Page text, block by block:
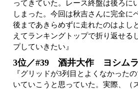
ってきていた。レース終盤は後ろに
しまった。今回は秋吉さんに完全に
後まであきらめずに走れたのはよし
えてランキングトップで折り返せる
プしていきたい』
3位／#39 酒井大作 ヨシム
『グリッドが3列目とよくなかった
いていこうと思っていた。実際、（